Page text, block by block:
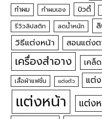
ทำผม ทำผมเอง บิวตี้
รีวิวลิปสติก ลดน้ำหนัก
วิธีแต่งหน้า
สอนแต่งต
เครื่องสำอาง เคล็
เสื้อผ้าแฟชั่น แต่งตัว แต่
แต่งหน้า แต่ง